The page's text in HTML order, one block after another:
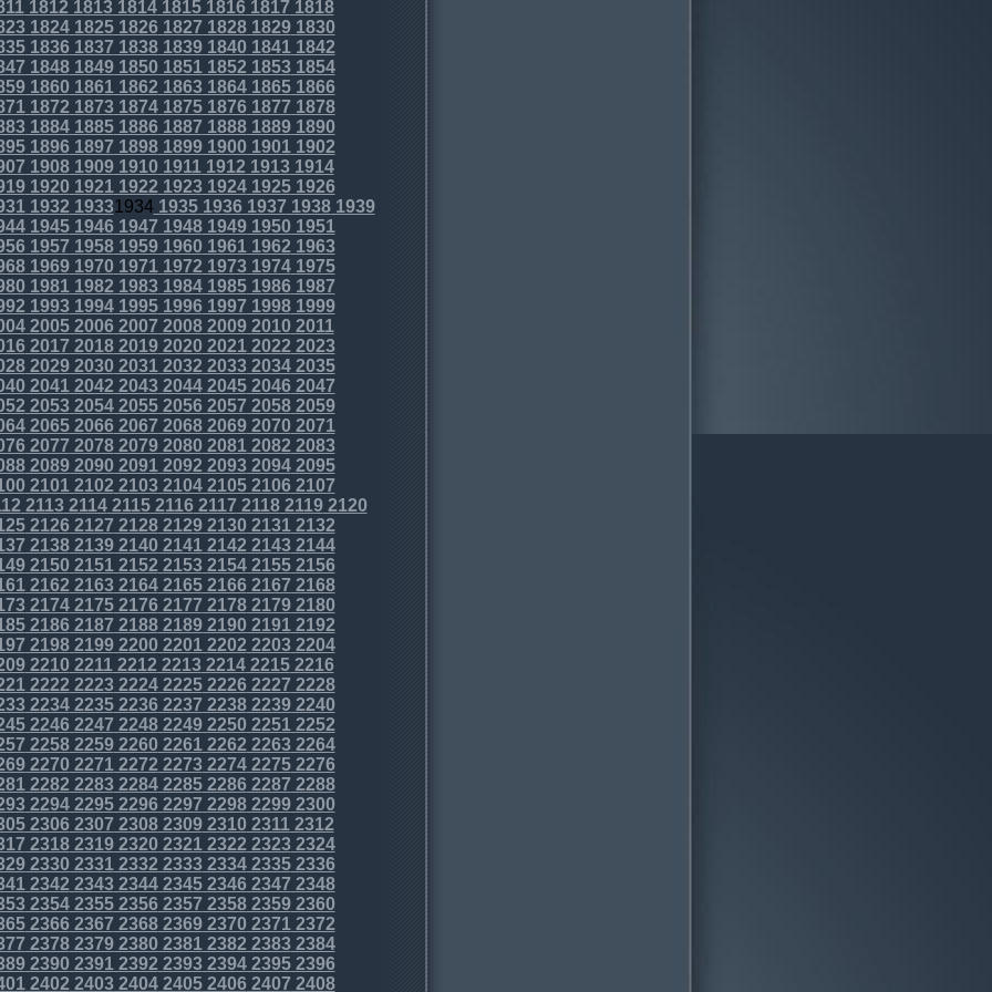
1812 18131814181518161817 1818
1824182518261827 182818291830
18361837 18381839184018411842
18481849185018511852 18531854
186018611862 1863186418651866
1872 18731874187518761877 1878
1884188518861887 188818891890
18961897 18981899190019011902
19081909191019111912 19131914
192019211922 1923192419251926
1932 19331934193519361937 19381939
194519461947 1948194919501951
1957 19581959196019611962 1963
1969197019711972 197319741975
19811982 19831984198519861987
19931994199519961997 19981999
200520062007 2008200920102011
2017 20182019202020212022 2023
2029203020312032 203320342035
20412042 20432044204520462047
20532054205520562057 20582059
206520662067 2068206920702071
2077 20782079208020812082 2083
2089209020912092 209320942095
21012102 21032104210521062107
21132114211521162117 211821192120
21262127 21282129213021312132
21382139214021412142 21432144
215021512152 2153215421552156
2162 21632164216521662167 2168
2174217521762177 217821792180
21862187 21882189219021912192
21982199220022012202 22032204
221022112212 2213221422152216
2222 22232224222522262227 2228
2234223522362237 223822392240
22462247 22482249225022512252
22582259226022612262 22632264
227022712272 2273227422752276
2282 22832284228522862287 2288
2294229522962297 229822992300
23062307 23082309231023112312
23182319232023212322 23232324
233023312332 2333233423352336
2342 23432344234523462347 2348
2354235523562357 235823592360
23662367 23682369237023712372
23782379238023812382 23832384
239023912392 2393239423952396
2402 24032404240524062407 2408